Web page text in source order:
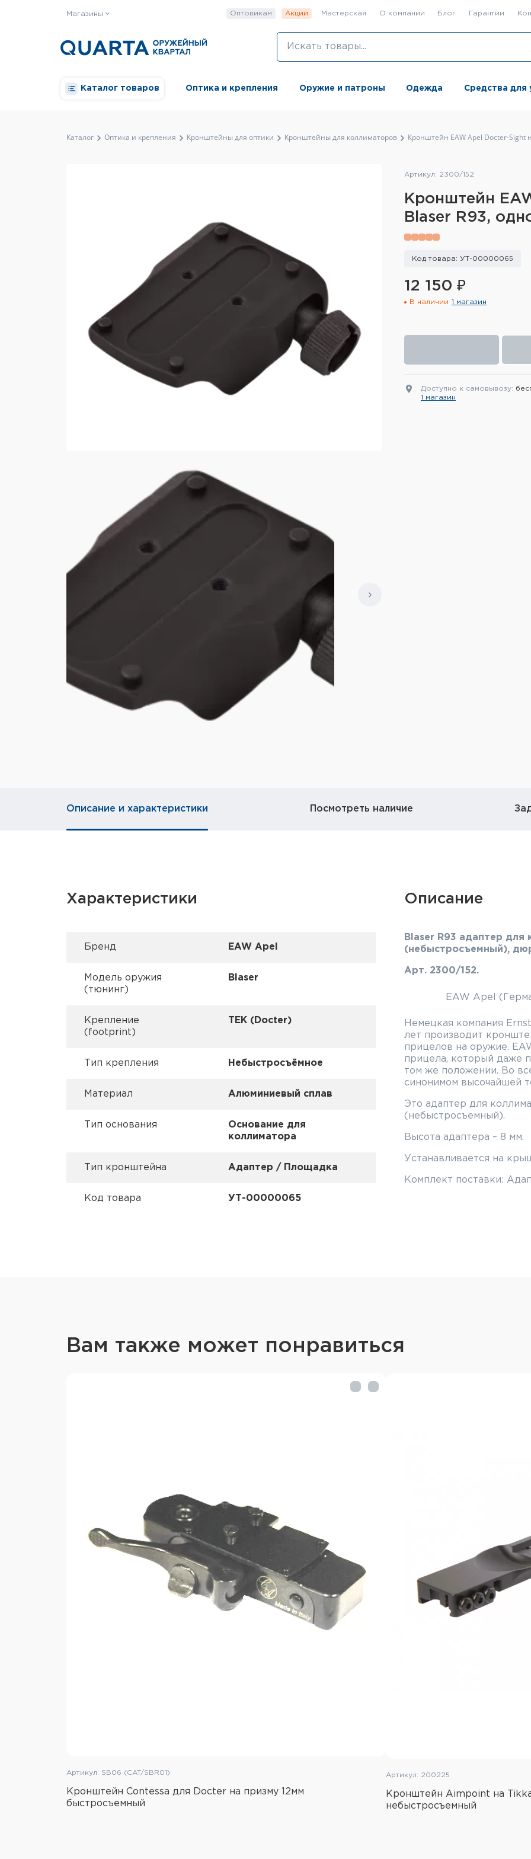
Магазины Оптовикам Акции Мастерская О компании Блог Гарантии
Каталог товаров Оптика и крепления Оружие и патроны Одежда Средства для
Каталог Оптика и крепления Кронштейны для оптики Кронштейны для коллиматоров Кронштейн EAW Apel Docter-Sight
Артикул: 2300/152
Кронштейн
Blaser R93,
Код товара: УТ-00000065
12 150 ₽
В наличии 1 магазин
Доступно к самовывозу:
1 магазин
Описание и характеристики Посмотреть наличие
Характеристики
Брeнд EAW Apel
Модель оружия
(тюнинг)
Blaser
Крепление
(footprint)
TEK (Docter)
Тип крепления Небыстросъёмное
Материал Алюминиевый сплав
Тип основания
Основание для
коллиматора
Тип кронштейна Адаптер / Площадка
Код товара УТ-00000065
Описание
Blaser R93 адаптер
Арт. 2300/152.
EAW Apel
Немецкая компания
лет производит
прицелов на оружие.
прицела, который даже
том же положении. Во
синонимом высочайшей
Это адаптер для
(небыстросъемный).
Высота адаптера – 8 мм.
Устанавливается на
Комплект поставки:
Вам также может понравиться
Артикул: SB06 (CAT/SBR01)
Кронштейн Contessa для Docter на призму 12мм
быстросъемный
Артикул: 200225
Кронштейн Aimpoint на
небыстросъемный